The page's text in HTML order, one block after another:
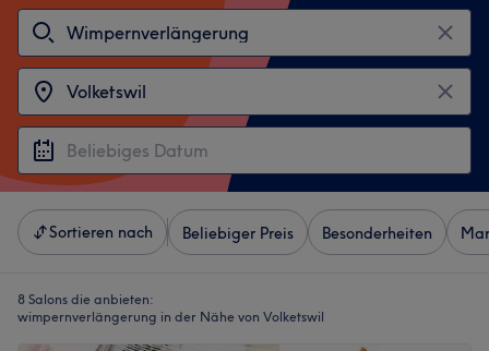
Sortieren nach Beliebiger Preis Besonderheiten
8 Salons die anbieten:
wimpernverlängerung in der Nähe von Volketswil